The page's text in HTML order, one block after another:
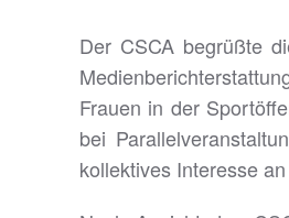
Der CSCA begrüßte
Frauen in der
bei
kollektives Interesse